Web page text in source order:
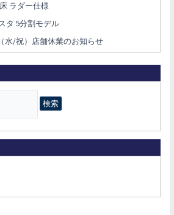
床 ラダー仕様
タ 5分割モデル
水/祝）店舗休業のお知らせ